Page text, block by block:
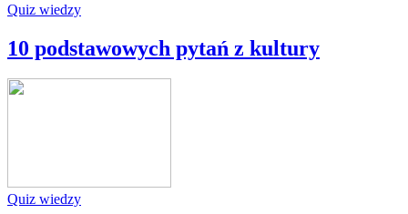
Quiz wiedzy
10 podstawowych pytań z kultury
Quiz wiedzy